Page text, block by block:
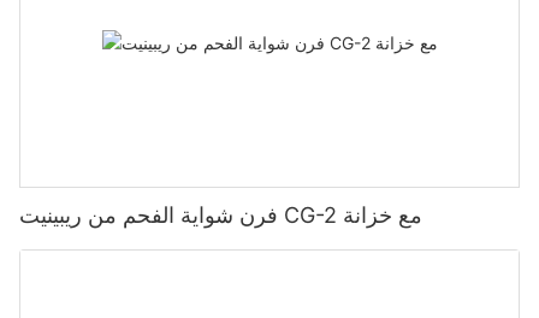
فرن شواية الفحم من ريبينيت CG-2 مع خزانة